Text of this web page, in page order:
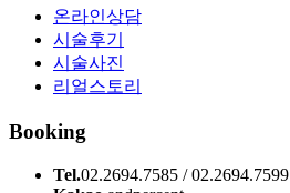
온라인상담
시술후기
시술사진
리얼스토리
Booking
Tel.02.2694.7585 / 02.2694.7599